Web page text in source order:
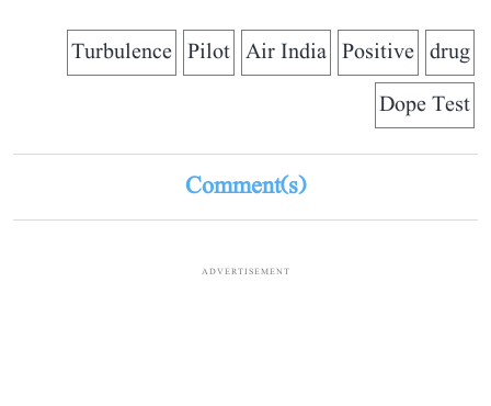
drug
Positive
Air India
Pilot
Turbulence
Dope Test
Comment(s)
ADVERTISEMENT